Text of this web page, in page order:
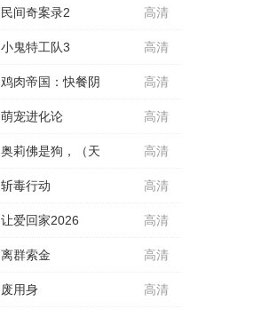
高清
民间奇案录2
高清
小鬼特工队3
高清
鸡肉帝国：快餐阴
高清
萌宠进化论
高清
奥莉佛是狗，（天
高清
斩毒行动
高清
让爱回家2026
高清
离群索金
高清
废用身